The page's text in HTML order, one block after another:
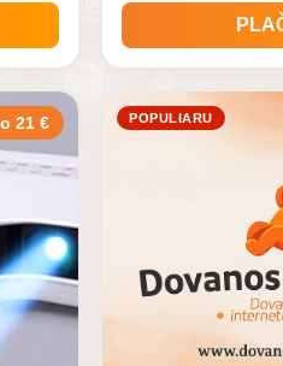
ir
padeda
metu atliekamas
juostos ir pėdų
kraujotaką ir
21 € POPULIARU